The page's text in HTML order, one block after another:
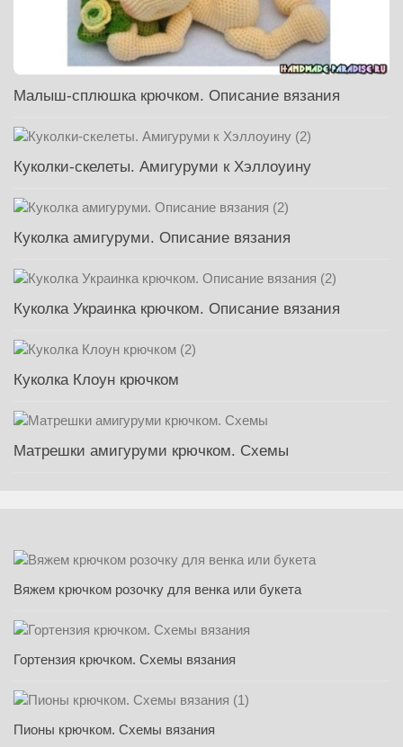
Малыш-сплюшка крючком. Описание вязания
Куколки-скелеты. Амигуруми к Хэллоуину
Куколка амигуруми. Описание вязания
Куколка Украинка крючком. Описание вязания
Куколка Клоун крючком
Матрешки амигуруми крючком. Схемы
Вяжем крючком розочку для венка или букета
Гортензия крючком. Схемы вязания
Пионы крючком. Схемы вязания